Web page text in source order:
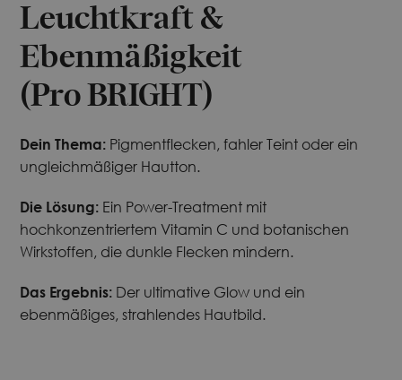
Leuchtkraft &
Ebenmäßigkeit
(Pro BRIGHT)
Dein Thema: Pigmentflecken, fahler Teint oder ein
ungleichmäßiger Hautton.
Die Lösung: Ein Power-Treatment mit
hochkonzentriertem Vitamin C und botanischen
Wirkstoffen, die dunkle Flecken mindern.
Das Ergebnis: Der ultimative Glow und ein
ebenmäßiges, strahlendes Hautbild.